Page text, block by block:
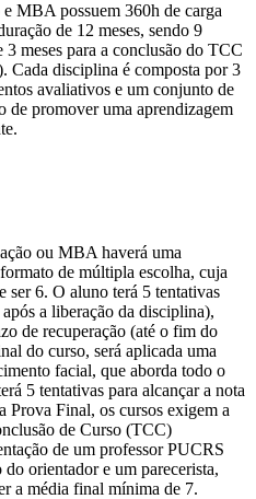
MBA possuem 360h de carga
de 12 meses, sendo 9
3 meses para a conclusão do TCC
Cada disciplina é composta por 3
avaliativos e um conjunto de
de promover uma aprendizagem
ou MBA haverá uma
de múltipla escolha, cuja
ser 6. O aluno terá 5 tentativas
a liberação da disciplina),
de recuperação (até o fim do
do curso, será aplicada uma
facial, que aborda todo o
5 tentativas para alcançar a nota
Final, os cursos exigem a
de Curso (TCC)
de um professor PUCRS
orientador e um parecerista,
a média final mínima de 7.